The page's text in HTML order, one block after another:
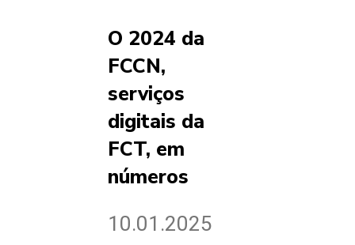
O 2024 da
FCCN,
serviços
digitais da
FCT, em
números
10.01.2025